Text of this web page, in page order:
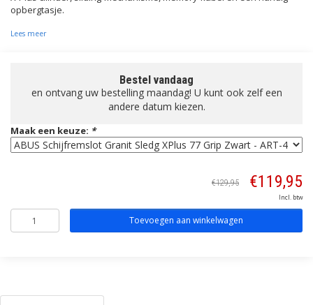
opbergtasje.
Lees meer
Bestel vandaag
en ontvang uw bestelling maandag! U kunt ook zelf een
andere datum kiezen.
Maak een keuze: *
€129,95 €119,95
Incl. btw
Toevoegen aan winkelwagen